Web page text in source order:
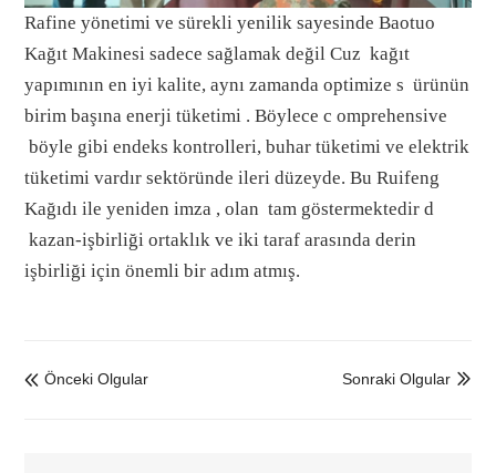
Rafine yönetimi ve sürekli yenilik sayesindeBaotuo
Kağıt Makinesi sadece sağlamak değilCuz kağıt
yapımının en iyi kalite, aynı zamanda optimizes ürünün
birim başına enerji tüketimi .Böylece comprehensive
böyle gibi endeks kontrolleri,buhar tüketimi ve elektrik
tüketimivardırsektöründe ileri düzeyde.BuRuifeng
Kağıdı ile yeniden imza , olan tam göstermektedird
kazan-işbirliği ortaklık veiki taraf arasında derin
işbirliği için önemli bir adım atmış.
 Önceki Olgular 
Sonraki Olgular